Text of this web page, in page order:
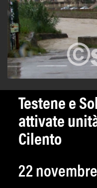
Testene e
attivate
Cilento
22